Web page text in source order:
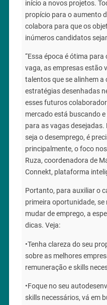
início a novos projetos.
propício para o aumento
colabora para que os
inúmeros candidatos
“Essa época é ótima
vaga, as empresas estão
talentos que se alinhem
estratégias desenhadas
esses futuros
mercado está buscando
para as vagas
seja o desemprego, é
principalmente, o foco
Ruza, coordenadora de
Connekt, plataforma
Portanto, para auxiliar o
primeira oportunidade,
mudar de emprego, a
dicas. Veja:
•Tenha clareza do seu
sobre as melhores
remuneração e skills
•Foque no seu
skills necessários, vá em